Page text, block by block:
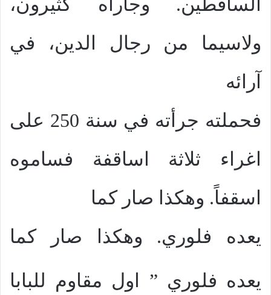
ولاسيما من رجال الدين، في
آرائه
فحملته جرأته في سنة 250 على
اغراء ثلاثة اساقفة فساموه
اسقفاً. وهكذا صار كما
يعده فلوري. وهكذا صار كما
يعده فلوري ” اول مقاوم للبابا